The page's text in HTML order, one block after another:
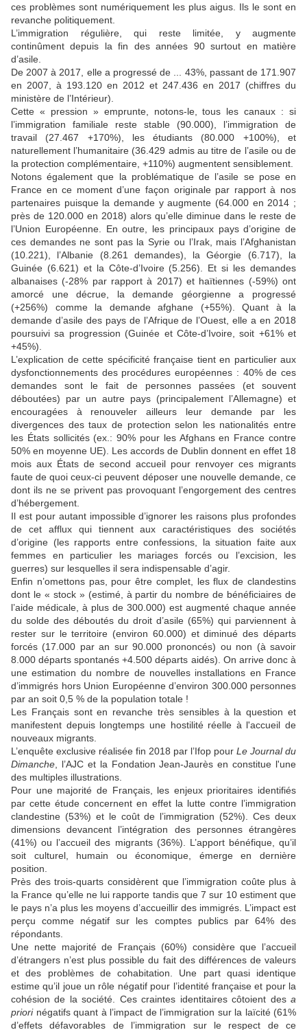
ces problèmes sont numériquement les plus aigus. Ils le sont en
revanche politiquement.
L’immigration régulière, qui reste limitée, y augmente
continûment depuis la fin des années 90 surtout en matière
d’asile.
De 2007 à 2017, elle a progressé de ... 43%, passant de 171.907
en 2007, à 193.120 en 2012 et 247.436 en 2017 (chiffres du
ministère de l’Intérieur).
Cette « pression » emprunte, notons-le, tous les canaux : si
l’immigration familiale reste stable (90.000), l’immigration de
travail (27.467 +170%), les étudiants (80.000 +100%), et
naturellement l’humanitaire (36.429 admis au titre de l’asile ou de
la protection complémentaire, +110%) augmentent sensiblement.
Notons également que la problématique de l’asile se pose en
France en ce moment d’une façon originale par rapport à nos
partenaires puisque la demande y augmente (64.000 en 2014 ;
près de 120.000 en 2018) alors qu’elle diminue dans le reste de
l’Union Européenne. En outre, les principaux pays d’origine de
ces demandes ne sont pas la Syrie ou l’Irak, mais l’Afghanistan
(10.221), l’Albanie (8.261 demandes), la Géorgie (6.717), la
Guinée (6.621) et la Côte-d’Ivoire (5.256). Et si les demandes
albanaises (-28% par rapport à 2017) et haïtiennes (-59%) ont
amorcé une décrue, la demande géorgienne a progressé
(+256%) comme la demande afghane (+55%). Quant à la
demande d’asile des pays de l’Afrique de l’Ouest, elle a en 2018
poursuivi sa progression (Guinée et Côte-d’Ivoire, soit +61% et
+45%).
L’explication de cette spécificité française tient en particulier aux
dysfonctionnements des procédures européennes : 40% de ces
demandes sont le fait de personnes passées (et souvent
déboutées) par un autre pays (principalement l’Allemagne) et
encouragées à renouveler ailleurs leur demande par les
divergences des taux de protection selon les nationalités entre
les États sollicités (ex.: 90% pour les Afghans en France contre
50% en moyenne UE). Les accords de Dublin donnent en effet 18
mois aux États de second accueil pour renvoyer ces migrants
faute de quoi ceux-ci peuvent déposer une nouvelle demande, ce
dont ils ne se privent pas provoquant l’engorgement des centres
d’hébergement.
Il est pour autant impossible d’ignorer les raisons plus profondes
de cet afflux qui tiennent aux caractéristiques des sociétés
d’origine (les rapports entre confessions, la situation faite aux
femmes en particulier les mariages forcés ou l’excision, les
guerres) sur lesquelles il sera indispensable d’agir.
Enfin n’omettons pas, pour être complet, les flux de clandestins
dont le « stock » (estimé, à partir du nombre de bénéficiaires de
l’aide médicale, à plus de 300.000) est augmenté chaque année
du solde des déboutés du droit d’asile (65%) qui parviennent à
rester sur le territoire (environ 60.000) et diminué des départs
forcés (17.000 par an sur 90.000 prononcés) ou non (à savoir
8.000 départs spontanés +4.500 départs aidés). On arrive donc à
une estimation du nombre de nouvelles installations en France
d’immigrés hors Union Européenne d’environ 300.000 personnes
par an soit 0,5 % de la population totale !
Les Français sont en revanche très sensibles à la question et
manifestent depuis longtemps une hostilité réelle à l'accueil de
nouveaux migrants.
L’enquête exclusive réalisée fin 2018 par l’Ifop pour Le Journal du
Dimanche , l’AJC et la Fondation Jean-Jaurès en constitue l'une
des multiples illustrations.
Pour une majorité de Français, les enjeux prioritaires identifiés
par cette étude concernent en effet la lutte contre l’immigration
clandestine (53%) et le coût de l’immigration (52%). Ces deux
dimensions devancent ­l’intégration des personnes étrangères
(41%) ou l’accueil des migrants (36%). L’apport bénéfique, qu’il
soit culturel, humain ou économique, émerge en dernière
position.
Près des trois-quarts considèrent que l’immigration coûte plus à
la France qu’elle ne lui rapporte tandis que 7 sur 10 estiment que
le pays n’a plus les moyens d’accueillir des immigrés. L’impact est
perçu comme négatif sur les comptes publics par 64% des
répondants.
Une nette majorité de Français (60%) considère que l’accueil
d’étrangers n’est plus possible du fait des différences de valeurs
et des problèmes de cohabitation. Une part quasi identique
estime qu’il joue un rôle négatif pour l’identité française et pour la
cohésion de la société. Ces craintes identitaires côtoient des a
priorinégatifs quant à l’impact de l’immigration sur la laïcité (61%
d’effets défavorables de l’immigration sur le respect de ce